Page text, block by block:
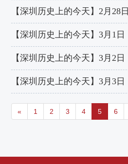
【深圳历史上的今天】2月28日
【深圳历史上的今天】3月1日
【深圳历史上的今天】3月2日
【深圳历史上的今天】3月3日
« 1 2 3 4 5 6